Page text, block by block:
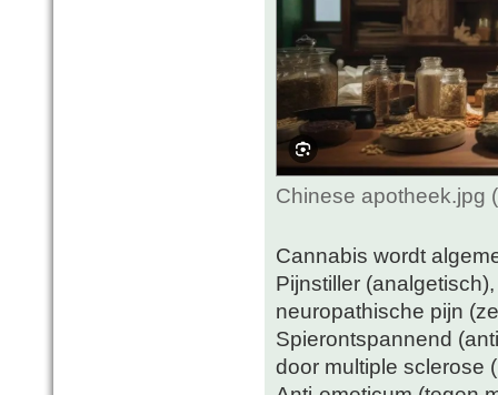
Chinese apotheek.jpg
Cannabis wordt
Pijnstiller
neuropathische pijn
Spierontspannend
door multiple sclerose